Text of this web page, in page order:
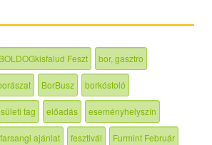
BOLDOGkisfalud Feszt bor, gasztro
BorBusz borkóstoló
tag előadás eseményhelyszín
farsangi ajánlat fesztivál Furmint Február